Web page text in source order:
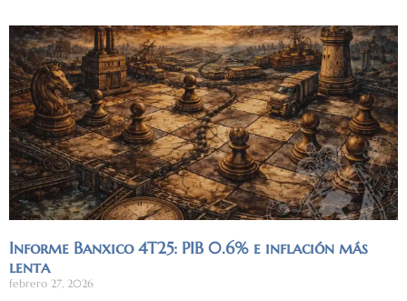
Informe Banxico 4T25: PIB 0.6% e inflación más
lenta
febrero 27, 2026